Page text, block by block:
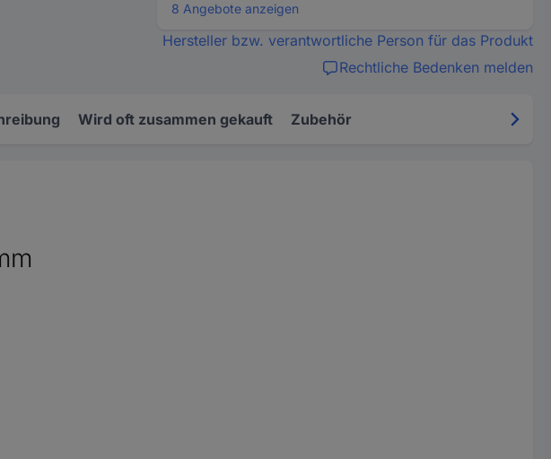
8 Angebote anzeigen
Hersteller bzw. verantwortliche Person für das Produkt
Rechtliche Bedenken melden
Wird oft zusammen gekauft Zubehör